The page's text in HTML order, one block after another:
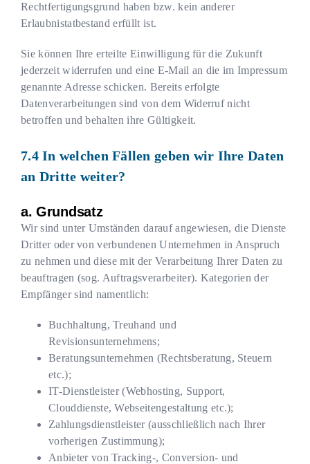
Rechtfertigungsgrund haben bzw. kein anderer
Erlaubnistatbestand erfüllt ist.
Sie können Ihre erteilte Einwilligung für die Zukunft
jederzeit widerrufen und eine E-Mail an die im Impressum
genannte Adresse schicken. Bereits erfolgte
Datenverarbeitungen sind von dem Widerruf nicht
betroffen und behalten ihre Gültigkeit.
In welchen Fällen geben wir Ihre Daten
an Dritte weiter?
a. Grundsatz
Wir sind unter Umständen darauf angewiesen, die Dienste
Dritter oder von verbundenen Unternehmen in Anspruch
zu nehmen und diese mit der Verarbeitung Ihrer Daten zu
beauftragen (sog. Auftragsverarbeiter). Kategorien der
Empfänger sind namentlich:
Buchhaltung, Treuhand und
Revisionsunternehmens;
Beratungsunternehmen (Rechtsberatung, Steuern
etc.);
IT-Dienstleister (Webhosting, Support,
Clouddienste, Webseitengestaltung etc.);
Zahlungsdienstleister (ausschließlich nach Ihrer
vorherigen Zustimmung);
Anbieter von Tracking-, Conversion- und